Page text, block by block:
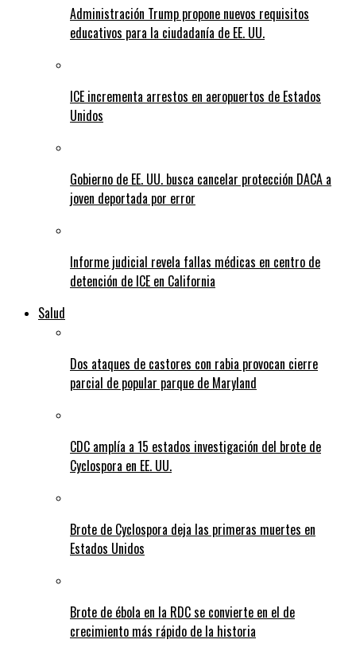
Administración Trump propone nuevos requisitos
educativos para la ciudadanía de EE. UU.
ICE incrementa arrestos en aeropuertos de Estados
Unidos
Gobierno de EE. UU. busca cancelar protección DACA a
joven deportada por error
Informe judicial revela fallas médicas en centro de
detención de ICE en California
Salud
Dos ataques de castores con rabia provocan cierre
parcial de popular parque de Maryland
CDC amplía a 15 estados investigación del brote de
Cyclospora en EE. UU.
Brote de Cyclospora deja las primeras muertes en
Estados Unidos
Brote de ébola en la RDC se convierte en el de
crecimiento más rápido de la historia